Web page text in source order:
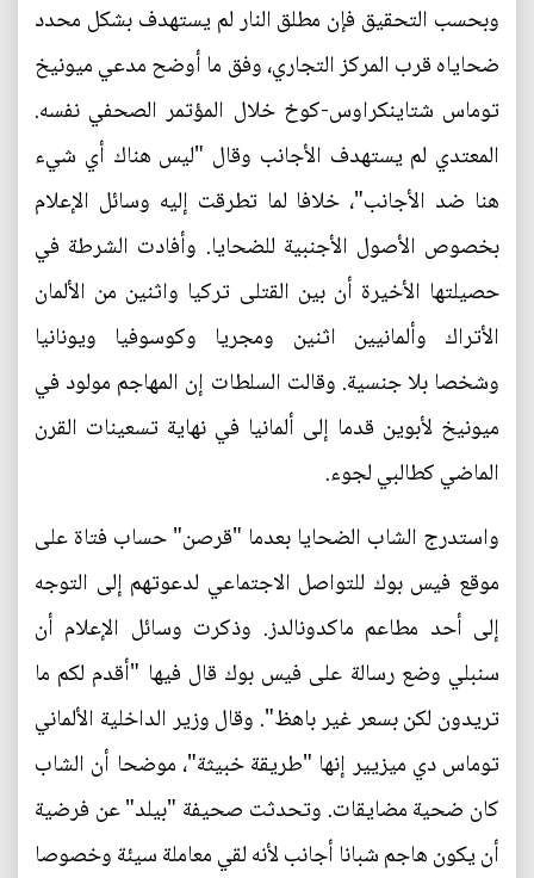
وبحسب التحقيق فإن مطلق النار لم يستهدف بشكل محدد
ضحاياه قرب المركز التجاري، وفق ما أوضح مدعي ميونيخ
توماس شتاينكراوس-كوخ خلال المؤتمر الصحفي نفسه.
المعتدي لم يستهدف الأجانب وقال "ليس هناك أي شيء
هنا ضد الأجانب"، خلافا لما تطرقت إليه وسائل الإعلام
بخصوص الأصول الأجنبية للضحايا. وأفادت الشرطة في
حصيلتها الأخيرة أن بين القتلى تركيا واثنين من الألمان
الأتراك وألمانيين اثنين ومجريا وكوسوفيا ويونانيا
وشخصا بلا جنسية. وقالت السلطات إن المهاجم مولود في
ميونيخ لأبوين قدما إلى ألمانيا في نهاية تسعينات القرن
الماضي كطالبي لجوء.
واستدرج الشاب الضحايا بعدما "قرصن" حساب فتاة على
موقع فيس بوك للتواصل الاجتماعي لدعوتهم إلى التوجه
إلى أحد مطاعم ماكدونالدز. وذكرت وسائل الإعلام أن
سنبلي وضع رسالة على فيس بوك قال فيها "أقدم لكم ما
تريدون لكن بسعر غير باهظ". وقال وزير الداخلية الألماني
توماس دي ميزيير إنها "طريقة خبيثة"، موضحا أن الشاب
كان ضحية مضايقات. وتحدثت صحيفة "بيلد" عن فرضية
أن يكون هاجم شبانا أجانب لأنه لقي معاملة سيئة وخصوصا